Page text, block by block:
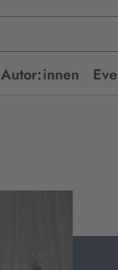
Autor:innen